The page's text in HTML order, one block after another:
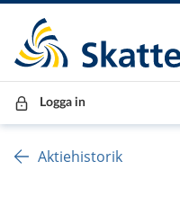
Till innehåll
Till navigationen
Till chattrobot
Logga in
Aktiehistorik